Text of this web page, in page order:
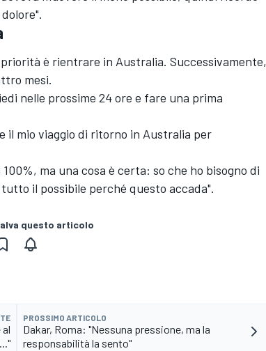
è rientrare in Australia. Successivamente,
mesi.
nelle prossime 24 ore e fare una prima
il mio viaggio di ritorno in Australia per
ma una cosa è certa: so che ho bisogno di
il possibile perché questo accada".
questo articolo
PROSSIMO ARTICOLO
Dakar, Roma: "Nessuna pressione, ma la
responsabilità la sento"